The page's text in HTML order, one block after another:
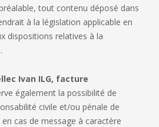
tout contenu déposé dans
à la législation applicable en
dispositions relatives à la
Ivan ILG, facture
également la possibilité de
civile et/ou pénale de
cas de message à caractère